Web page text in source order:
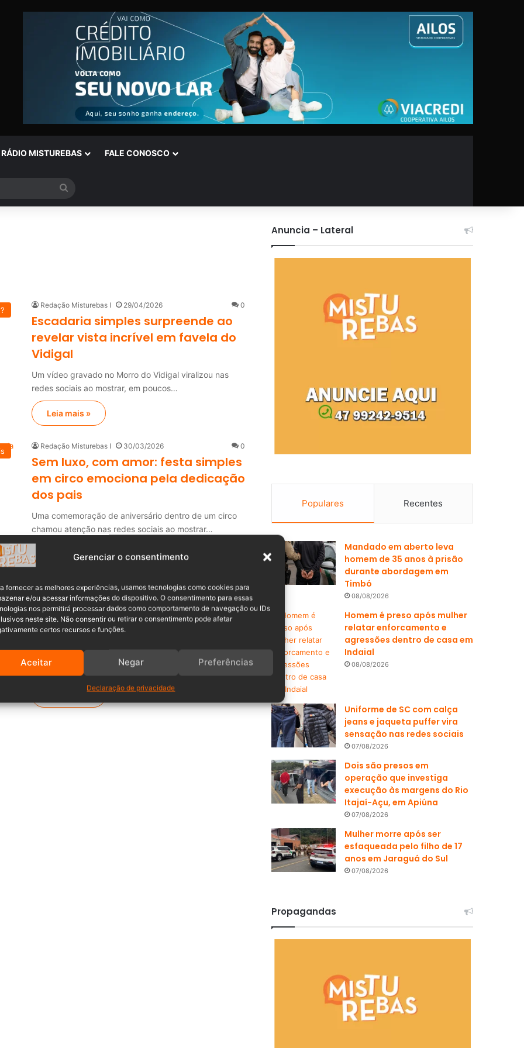
Gerenciar o consentimento
fornecer as melhores experiências, usamos tecnologias como cookies para
e/ou acessar informações do dispositivo. O consentimento para essas
nos permitirá processar dados como comportamento de navegação ou IDs
neste site. Não consentir ou retirar o consentimento pode afetar
certos recursos e funções.
Aceitar Negar Preferências
Declaração de privacidade
RÁDIO MISTUREBAS FALE CONOSCO
por
Redação Misturebas I 29/04/2026 0
Escadaria simples surpreende ao
revelar vista incrível em favela do
Vidigal
Um vídeo gravado no Morro do Vidigal viralizou nas
redes sociais ao mostrar, em poucos…
Leia mais »
Redação Misturebas I 30/03/2026 0
Sem luxo, com amor: festa simples
em circo emociona pela dedicação
dos pais
Uma comemoração de aniversário dentro de um circo
chamou atenção nas redes sociais ao mostrar…
Leia mais »
Maria Clara Franco 22/04/2025 0
Papa Francisco será sepultado no
sábado em cerimônia marcada
pela simplicidade
O Vaticano anunciou que o funeral do Papa Francisco
ocorrerá no sábado (26), às 10h…
Leia mais »
Anuncia – Lateral
Populares Recentes
Mandado em aberto leva
homem de 35 anos à prisão
durante abordagem em
Timbó
08/08/2026
Homem é preso após mulher
relatar enforcamento e
agressões dentro de casa em
Indaial
08/08/2026
Uniforme de SC com calça
jeans e jaqueta puffer vira
sensação nas redes sociais
07/08/2026
Dois são presos em
operação que investiga
execução às margens do Rio
Itajaí-Açu, em Apiúna
07/08/2026
Mulher morre após ser
esfaqueada pelo filho de 17
anos em Jaraguá do Sul
07/08/2026
Propagandas